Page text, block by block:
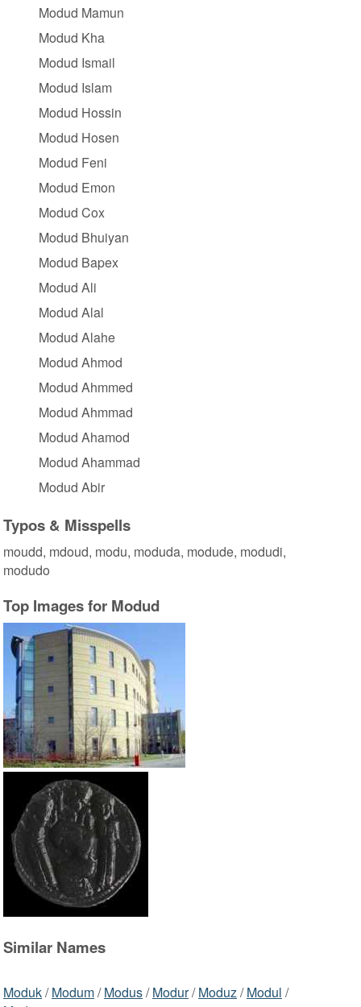
Modud Mamun
Modud Kha
Modud Ismail
Modud Islam
Modud Hossin
Modud Hosen
Modud Feni
Modud Emon
Modud Cox
Modud Bhuiyan
Modud Bapex
Modud Ali
Modud Alal
Modud Alahe
Modud Ahmod
Modud Ahmmed
Modud Ahmmad
Modud Ahamod
Modud Ahammad
Modud Abir
Typos & Misspells
moudd, mdoud, modu, moduda, modude, modudi,
modudo
Top Images for Modud
Similar Names
Moduk/Modum/Modus/Modur/Moduz/Modul /